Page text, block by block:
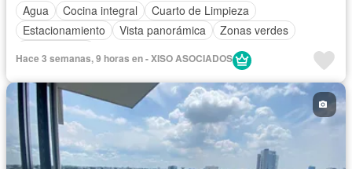
Agua
Cocina integral
Cuarto de Limpieza
Estacionamiento
Vista panorámica
Zonas verdes
Hace 3 semanas, 9 horas en - XISO ASOCIADOS